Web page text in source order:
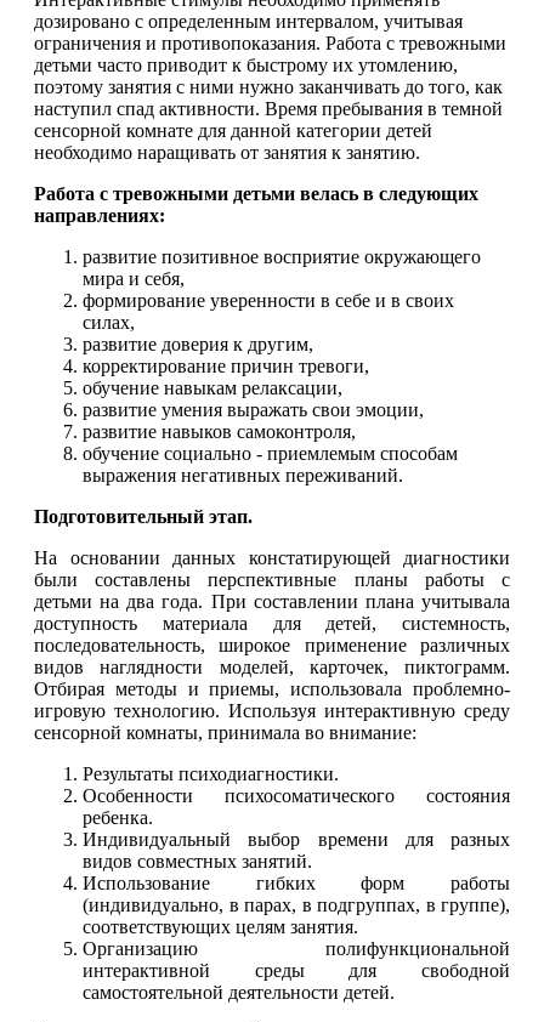
дозировано с определенным интервалом, учитывая
ограничения и противопоказания. Работа с тревожными
детьми часто приводит к быстрому их утомлению,
поэтому занятия с ними нужно заканчивать до того, как
наступил спад активности. Время пребывания в темной
сенсорной комнате для данной категории детей
необходимо наращивать от занятия к занятию.
Работа с тревожными детьми велась в следующих
направлениях:
развитие позитивное восприятие окружающего
мира и себя,
формирование уверенности в себе и в своих
силах,
развитие доверия к другим,
корректирование причин тревоги,
обучение навыкам релаксации,
развитие умения выражать свои эмоции,
развитие навыков самоконтроля,
обучение социально - приемлемым способам
выражения негативных переживаний.
Подготовительный этап.
На основании данных констатирующей диагностики
были составлены перспективные планы работы с
детьми на два года. При составлении плана учитывала
доступность материала для детей, системность,
последовательность, широкое применение различных
видов наглядности моделей, карточек, пиктограмм.
Отбирая методы и приемы, использовала проблемно-
игровую технологию. Используя интерактивную среду
сенсорной комнаты, принимала во внимание:
Результаты психодиагностики.
Особенности психосоматического состояния
ребенка.
Индивидуальный выбор времени для разных
видов совместных занятий.
Использование гибких форм работы
(индивидуально, в парах, в подгруппах, в группе),
соответствующих целям занятия.
Организацию полифункциональной
интерактивной среды для свободной
самостоятельной деятельности детей.